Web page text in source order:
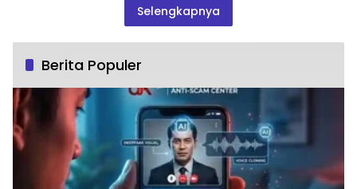
Selengkapnya
Berita Populer